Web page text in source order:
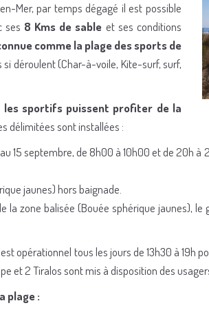
Mer, par temps dégagé il est possible
ses 8 Kms de sable et ses conditions
comme la plage des sports de
déroulent (Char-à-voile, Kite-surf, surf,
les sportifs puissent profiter de la
délimitées sont installées :
15 septembre, de 8h00 à 10h00 et de 20h
jaunes) hors baignade.
la zone balisée (Bouée sphérique jaunes), le
opérationnel tous les jours de 13h30 à 19h
et 2 Tiralos sont mis à disposition des
plage :